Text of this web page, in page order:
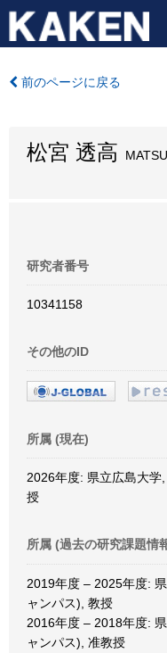
前のページに戻る
松宮 透高
研究者番号
10341158
その他のID
所属 (現在)
2026年度: 県立広島大学
授
所属 (過去の研究課題情
2019年度 – 2025年度:
ャンパス), 教授
2016年度 – 2018年度:
ャンパス), 准教授